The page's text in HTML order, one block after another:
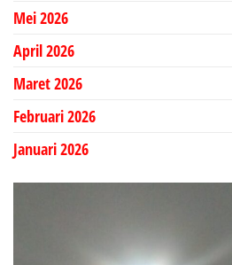
Mei 2026
April 2026
Maret 2026
Februari 2026
Januari 2026